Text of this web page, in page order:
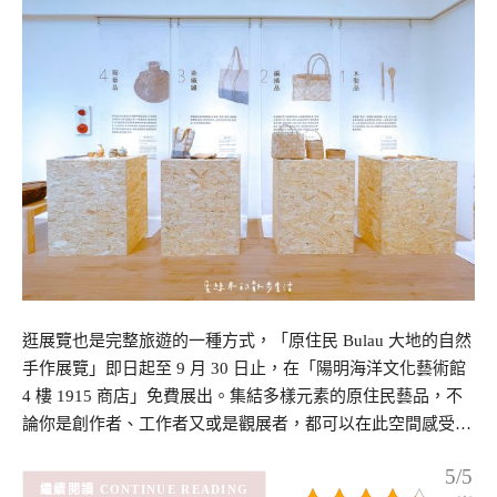
逛展覽也是完整旅遊的一種方式，「原住民 Bulau 大地的自然
手作展覽」即日起至 9 月 30 日止，在「陽明海洋文化藝術館
4 樓 1915 商店」免費展出。集結多樣元素的原住民藝品，不
論你是創作者、工作者又或是觀展者，都可以在此空間感受…
5/5
CONTINUE READING